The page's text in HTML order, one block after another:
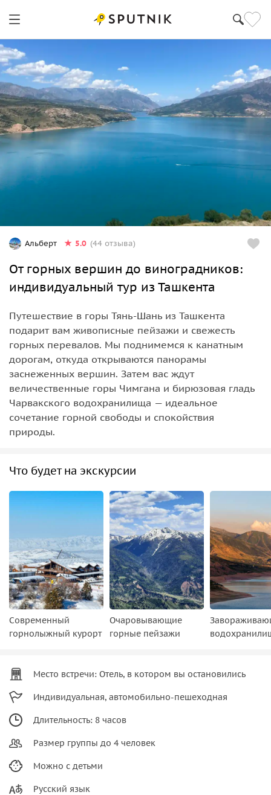
Альберт 5.0 (44 отзыва)
От горных вершин до виноградников:
индивидуальный тур из Ташкента
Путешествие в горы Тянь-Шань из Ташкента
подарит вам живописные пейзажи и свежесть
горных перевалов. Мы поднимемся к канатным
дорогам, откуда открываются панорамы
заснеженных вершин. Затем вас ждут
величественные горы Чимгана и бирюзовая гладь
Чарвакского водохранилища — идеальное
сочетание горной свободы и спокойствия
природы.
Что будет на экскурсии
Современный
горнолыжный курорт
Очаровывающие
горные пейзажи
Место встречи: Отель, в котором вы остановились
Индивидуальная, автомобильно-пешеходная
Длительность: 8 часов
Размер группы до 4 человек
Можно с детьми
Русский язык